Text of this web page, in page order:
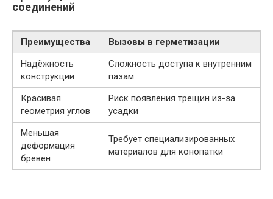
соединений
Преимущества
Вызовы в герметизации
Надёжность
конструкции
Сложность доступа к внутренним
пазам
Красивая
геометрия углов
Риск появления трещин из-за
усадки
Меньшая
деформация
бревен
Требует специализированных
материалов для конопатки